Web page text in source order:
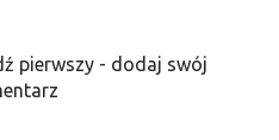
pierwszy - dodaj swój